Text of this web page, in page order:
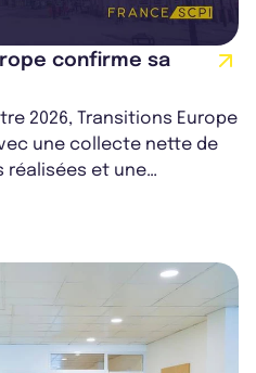
confirme sa
2026, Transitions Europe
une collecte nette de
réalisées et une
Md€....